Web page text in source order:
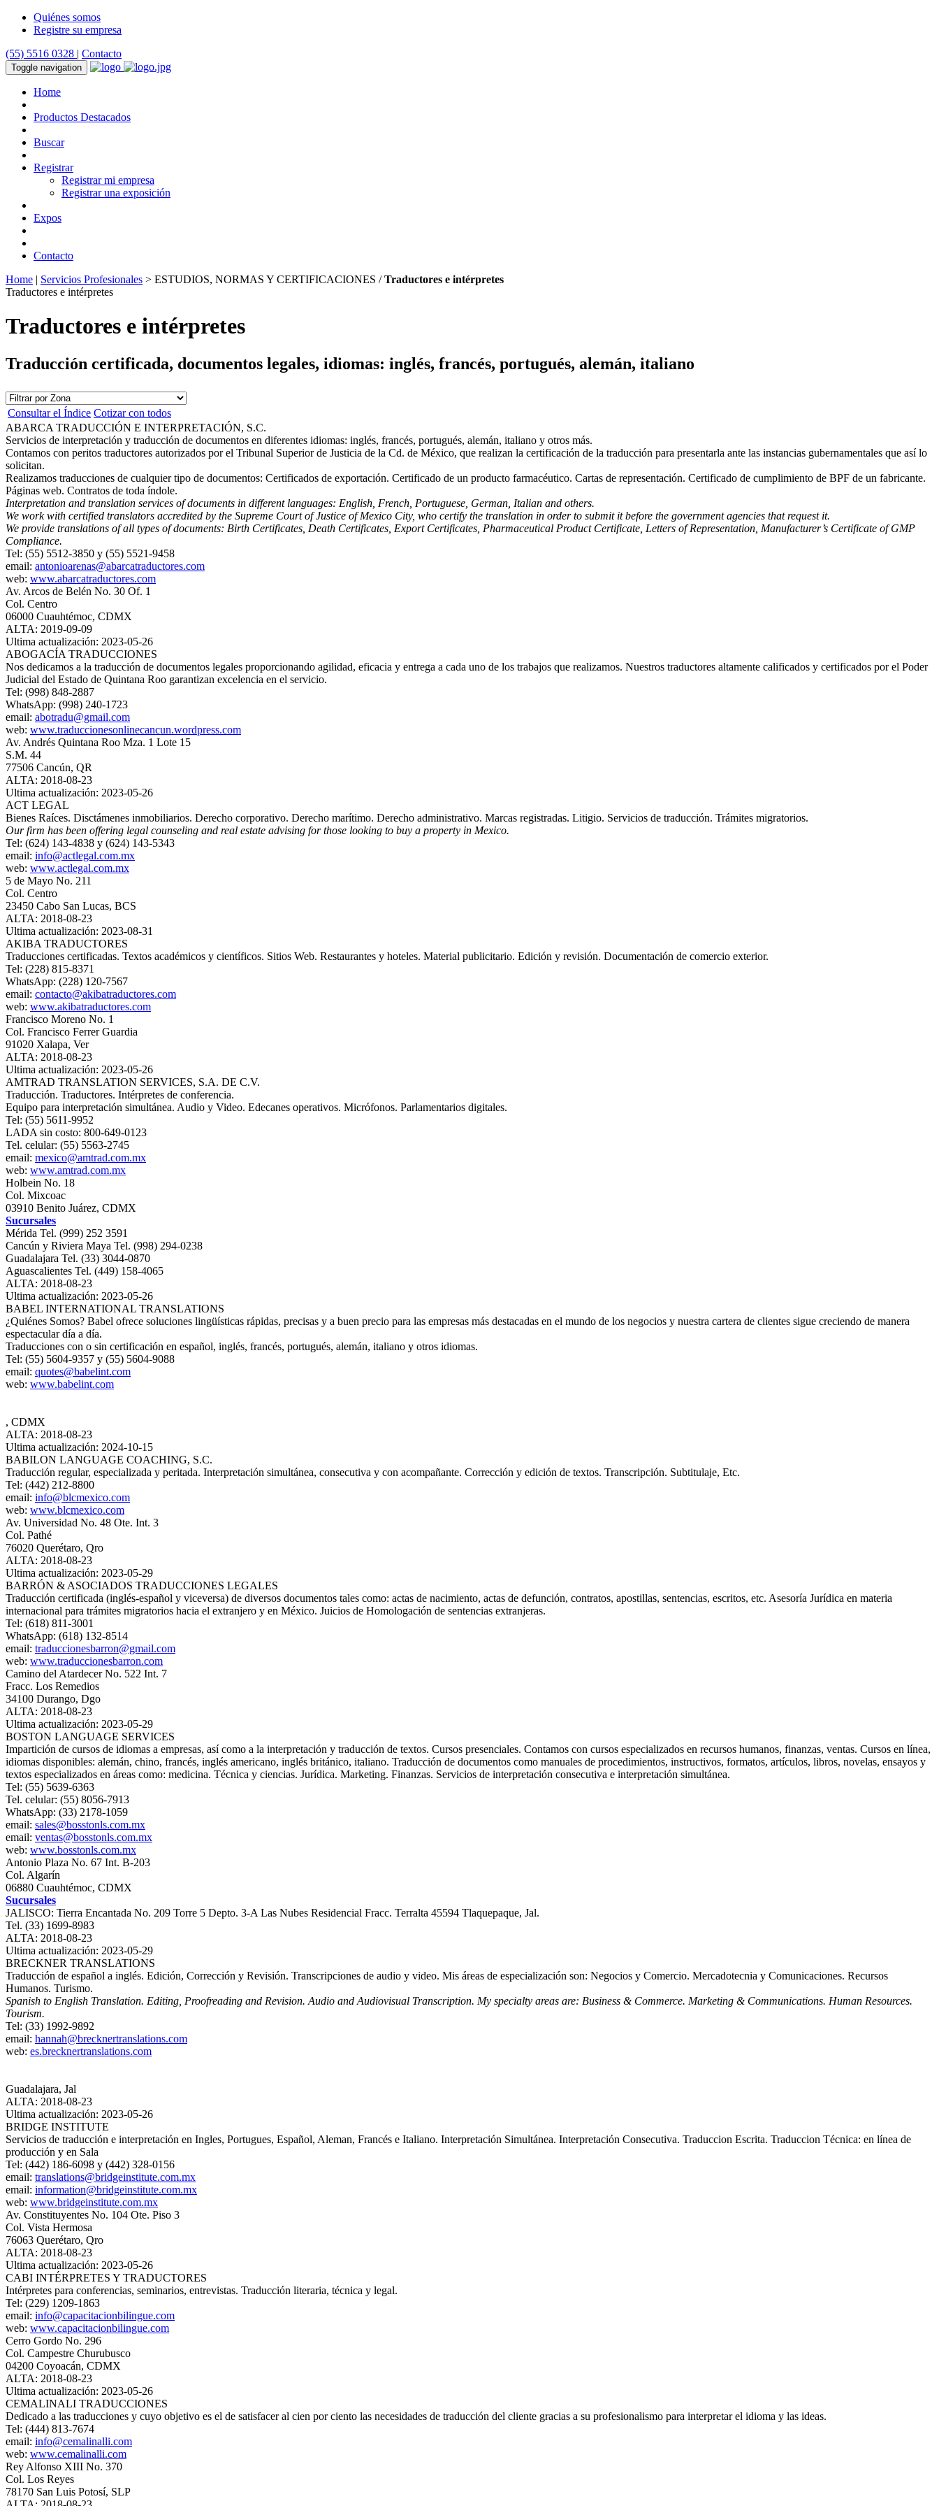
Quiénes somos
Registre su empresa
(55) 5516 0328 | Contacto
Toggle navigation
Home
Productos Destacados
Buscar
Registrar
Registrar mi empresa
Registrar una exposición
Expos
Contacto
Home | Servicios Profesionales > ESTUDIOS, NORMAS Y CERTIFICACIONES /Traductores e intérpretes
Traductores e intérpretes
Traductores e intérpretes
Traducción certificada, documentos legales, idiomas: inglés, francés, portugués, alemán, italiano
Consultar el Índice Cotizar con todos
ABARCA TRADUCCIÓN E INTERPRETACIÓN, S.C.
Servicios de interpretación y traducción de documentos en diferentes idiomas: inglés, francés, portugués, alemán, italiano y otros más.
Contamos con peritos traductores autorizados por el Tribunal Superior de Justicia de la Cd. de México, que realizan la certificación de la traducción para presentarla ante las instancias gubernamentales que así lo
solicitan.
Realizamos traducciones de cualquier tipo de documentos: Certificados de exportación. Certificado de un producto farmacéutico. Cartas de representación. Certificado de cumplimiento de BPF de un fabricante.
Páginas web. Contratos de toda índole.
Interpretation and translation services of documents in different languages: English, French, Portuguese, German, Italian and others.
We work with certified translators accredited by the Supreme Court of Justice of Mexico City, who certify the translation in order to submit it before the government agencies that request it.
We provide translations of all types of documents: Birth Certificates, Death Certificates, Export Certificates, Pharmaceutical Product Certificate, Letters of Representation, Manufacturer’s Certificate of GMP
Compliance.
Tel: (55) 5512-3850 y (55) 5521-9458
email: antonioarenas@abarcatraductores.com
web: www.abarcatraductores.com
Av. Arcos de Belén No. 30 Of. 1
Col. Centro
06000 Cuauhtémoc, CDMX
ALTA: 2019-09-09
Ultima actualización: 2023-05-26
ABOGACÍA TRADUCCIONES
Nos dedicamos a la traducción de documentos legales proporcionando agilidad, eficacia y entrega a cada uno de los trabajos que realizamos. Nuestros traductores altamente calificados y certificados por el Poder
Judicial del Estado de Quintana Roo garantizan excelencia en el servicio.
Tel: (998) 848-2887
WhatsApp: (998) 240-1723
email: abotradu@gmail.com
web: www.traduccionesonlinecancun.wordpress.com
Av. Andrés Quintana Roo Mza. 1 Lote 15
S.M. 44
77506 Cancún, QR
ALTA: 2018-08-23
Ultima actualización: 2023-05-26
ACT LEGAL
Bienes Raíces. Disctámenes inmobiliarios. Derecho corporativo. Derecho marítimo. Derecho administrativo. Marcas registradas. Litigio. Servicios de traducción. Trámites migratorios.
Our firm has been offering legal counseling and real estate advising for those looking to buy a property in Mexico.
Tel: (624) 143-4838 y (624) 143-5343
email: info@actlegal.com.mx
web: www.actlegal.com.mx
5 de Mayo No. 211
Col. Centro
23450 Cabo San Lucas, BCS
ALTA: 2018-08-23
Ultima actualización: 2023-08-31
AKIBA TRADUCTORES
Traducciones certificadas. Textos académicos y científicos. Sitios Web. Restaurantes y hoteles. Material publicitario. Edición y revisión. Documentación de comercio exterior.
Tel: (228) 815-8371
WhatsApp: (228) 120-7567
email: contacto@akibatraductores.com
web: www.akibatraductores.com
Francisco Moreno No. 1
Col. Francisco Ferrer Guardia
91020 Xalapa, Ver
ALTA: 2018-08-23
Ultima actualización: 2023-05-26
AMTRAD TRANSLATION SERVICES, S.A. DE C.V.
Traducción. Traductores. Intérpretes de conferencia.
Equipo para interpretación simultánea. Audio y Video. Edecanes operativos. Micrófonos. Parlamentarios digitales.
Tel: (55) 5611-9952
LADA sin costo: 800-649-0123
Tel. celular: (55) 5563-2745
email: mexico@amtrad.com.mx
web: www.amtrad.com.mx
Holbein No. 18
Col. Mixcoac
03910 Benito Juárez, CDMX
Sucursales
Mérida Tel. (999) 252 3591
Cancún y Riviera Maya Tel. (998) 294-0238
Guadalajara Tel. (33) 3044-0870
Aguascalientes Tel. (449) 158-4065
ALTA: 2018-08-23
Ultima actualización: 2023-05-26
BABEL INTERNATIONAL TRANSLATIONS
¿Quiénes Somos? Babel ofrece soluciones lingüísticas rápidas, precisas y a buen precio para las empresas más destacadas en el mundo de los negocios y nuestra cartera de clientes sigue creciendo de manera
espectacular día a día.
Traducciones con o sin certificación en español, inglés, francés, portugués, alemán, italiano y otros idiomas.
Tel: (55) 5604-9357 y (55) 5604-9088
email: quotes@babelint.com
web: www.babelint.com
, CDMX
ALTA: 2018-08-23
Ultima actualización: 2024-10-15
BABILON LANGUAGE COACHING, S.C.
Traducción regular, especializada y peritada. Interpretación simultánea, consecutiva y con acompañante. Corrección y edición de textos. Transcripción. Subtitulaje, Etc.
Tel: (442) 212-8800
email: info@blcmexico.com
web: www.blcmexico.com
Av. Universidad No. 48 Ote. Int. 3
Col. Pathé
76020 Querétaro, Qro
ALTA: 2018-08-23
Ultima actualización: 2023-05-29
BARRÓN & ASOCIADOS TRADUCCIONES LEGALES
Traducción certificada (inglés-español y viceversa) de diversos documentos tales como: actas de nacimiento, actas de defunción, contratos, apostillas, sentencias, escritos, etc. Asesoría Jurídica en materia
internacional para trámites migratorios hacia el extranjero y en México. Juicios de Homologación de sentencias extranjeras.
Tel: (618) 811-3001
WhatsApp: (618) 132-8514
email: traduccionesbarron@gmail.com
web: www.traduccionesbarron.com
Camino del Atardecer No. 522 Int. 7
Fracc. Los Remedios
34100 Durango, Dgo
ALTA: 2018-08-23
Ultima actualización: 2023-05-29
BOSTON LANGUAGE SERVICES
Impartición de cursos de idiomas a empresas, así como a la interpretación y traducción de textos. Cursos presenciales. Contamos con cursos especializados en recursos humanos, finanzas, ventas. Cursos en línea,
idiomas disponibles: alemán, chino, francés, inglés americano, inglés británico, italiano. Traducción de documentos como manuales de procedimientos, instructivos, formatos, artículos, libros, novelas, ensayos y
textos especializados en áreas como: medicina. Técnica y ciencias. Jurídica. Marketing. Finanzas. Servicios de interpretación consecutiva e interpretación simultánea.
Tel: (55) 5639-6363
Tel. celular: (55) 8056-7913
WhatsApp: (33) 2178-1059
email: sales@bosstonls.com.mx
email: ventas@bosstonls.com.mx
web: www.bosstonls.com.mx
Antonio Plaza No. 67 Int. B-203
Col. Algarín
06880 Cuauhtémoc, CDMX
Sucursales
JALISCO: Tierra Encantada No. 209 Torre 5 Depto. 3-A Las Nubes Residencial Fracc. Terralta 45594 Tlaquepaque, Jal.
Tel. (33) 1699-8983
ALTA: 2018-08-23
Ultima actualización: 2023-05-29
BRECKNER TRANSLATIONS
Traducción de español a inglés. Edición, Corrección y Revisión. Transcripciones de audio y video. Mis áreas de especialización son: Negocios y Comercio. Mercadotecnia y Comunicaciones. Recursos
Humanos. Turismo.
Spanish to English Translation. Editing, Proofreading and Revision. Audio and Audiovisual Transcription. My specialty areas are: Business & Commerce. Marketing & Communications. Human Resources.
Tourism.
Tel: (33) 1992-9892
email: hannah@brecknertranslations.com
web: es.brecknertranslations.com
Guadalajara, Jal
ALTA: 2018-08-23
Ultima actualización: 2023-05-26
BRIDGE INSTITUTE
Servicios de traducción e interpretación en Ingles, Portugues, Español, Aleman, Francés e Italiano. Interpretación Simultánea. Interpretación Consecutiva. Traduccion Escrita. Traduccion Técnica: en línea de
producción y en Sala
Tel: (442) 186-6098 y (442) 328-0156
email: translations@bridgeinstitute.com.mx
email: information@bridgeinstitute.com.mx
web: www.bridgeinstitute.com.mx
Av. Constituyentes No. 104 Ote. Piso 3
Col. Vista Hermosa
76063 Querétaro, Qro
ALTA: 2018-08-23
Ultima actualización: 2023-05-26
CABI INTÉRPRETES Y TRADUCTORES
Intérpretes para conferencias, seminarios, entrevistas. Traducción literaria, técnica y legal.
Tel: (229) 1209-1863
email: info@capacitacionbilingue.com
web: www.capacitacionbilingue.com
Cerro Gordo No. 296
Col. Campestre Churubusco
04200 Coyoacán, CDMX
ALTA: 2018-08-23
Ultima actualización: 2023-05-26
CEMALINALI TRADUCCIONES
Dedicado a las traducciones y cuyo objetivo es el de satisfacer al cien por ciento las necesidades de traducción del cliente gracias a su profesionalismo para interpretar el idioma y las ideas.
Tel: (444) 813-7674
email: info@cemalinalli.com
web: www.cemalinalli.com
Rey Alfonso XIII No. 370
Col. Los Reyes
78170 San Luis Potosí, SLP